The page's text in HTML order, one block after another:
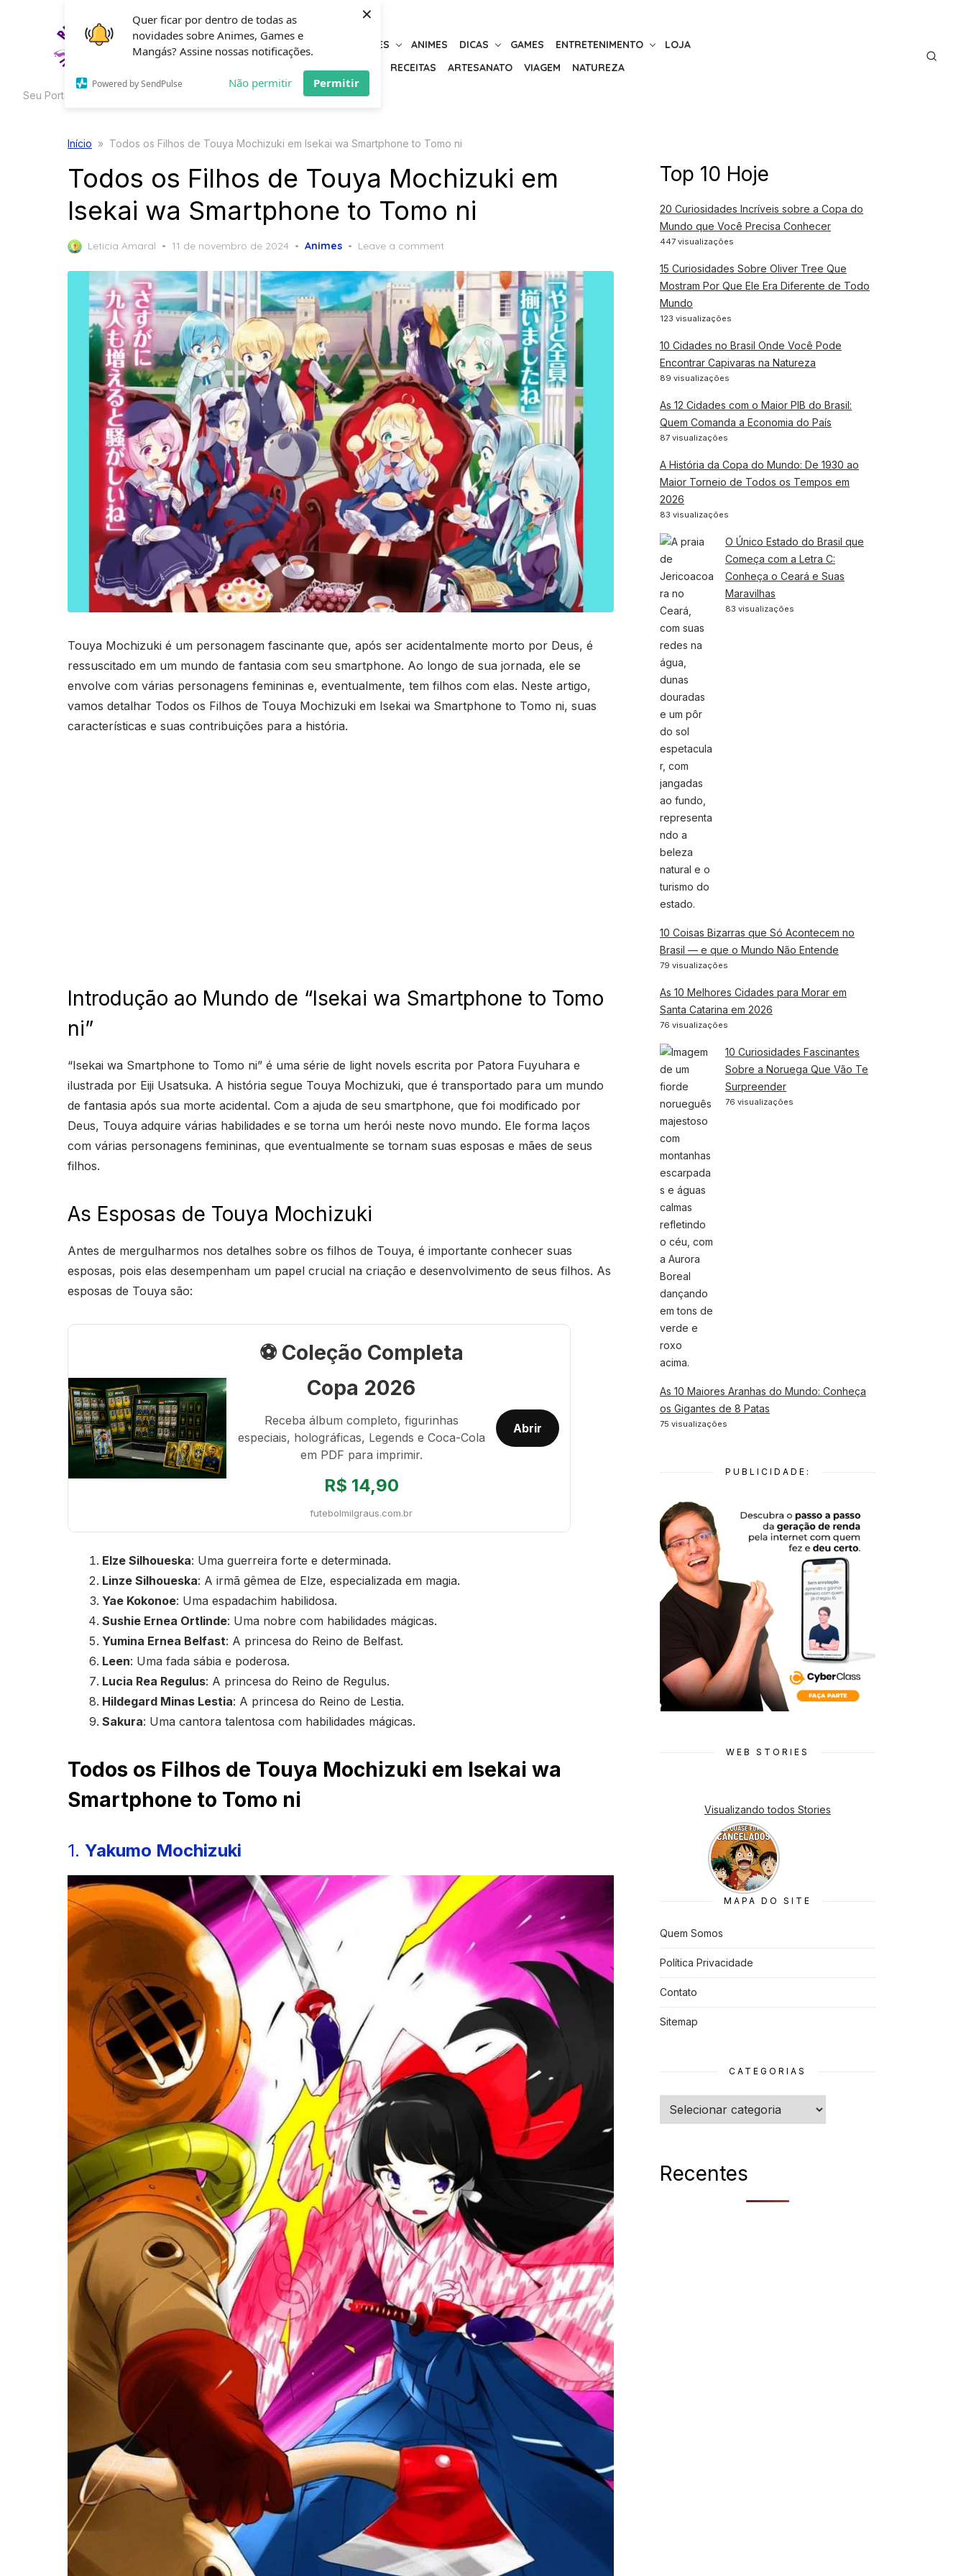
Quer ficar por dentro de todas as
novidades sobre Animes, Games e
Mangás? Assine nossas notificações.
Powered by SendPulse Não permitir Permitir
×
Seu Portal de Curiosidades
HOME CURIOSIDADES ANIMES DICAS GAMES ENTRETENIMENTO
LOJA
BELEZA
RECEITAS ARTESANATO VIAGEM NATUREZA
Início » Todos os Filhos de Touya Mochizuki em Isekai wa Smartphone to Tomo ni
Todos os Filhos de Touya Mochizuki em
Isekai wa Smartphone to Tomo ni
Leticia Amaral
Posted
11 de novembro de 2024 Animes Leave a comment
Touya Mochizuki é um personagem fascinante que, após ser acidentalmente morto por Deus, é
ressuscitado em um mundo de fantasia com seu smartphone. Ao longo de sua jornada, ele se
envolve com várias personagens femininas e, eventualmente, tem filhos com elas. Neste artigo,
vamos detalhar Todos os Filhos de Touya Mochizuki em Isekai wa Smartphone to Tomo ni, suas
características e suas contribuições para a história.
Introdução ao Mundo de “Isekai wa Smartphone to Tomo
ni”
“Isekai wa Smartphone to Tomo ni” é uma série de light novels escrita por Patora Fuyuhara e
ilustrada por Eiji Usatsuka. A história segue Touya Mochizuki, que é transportado para um mundo
de fantasia após sua morte acidental. Com a ajuda de seu smartphone, que foi modificado por
Deus, Touya adquire várias habilidades e se torna um herói neste novo mundo. Ele forma laços
com várias personagens femininas, que eventualmente se tornam suas esposas e mães de seus
filhos.
As Esposas de Touya Mochizuki
Antes de mergulharmos nos detalhes sobre os filhos de Touya, é importante conhecer suas
esposas, pois elas desempenham um papel crucial na criação e desenvolvimento de seus filhos. As
esposas de Touya são:
⚽ Coleção Completa
Copa 2026
Receba álbum completo, figurinhas
especiais, holográficas, Legends e Coca-Cola
em PDF para imprimir.
R$ 14,90
futebolmilgraus.com.br
Abrir
Elze Silhoueska: Uma guerreira forte e determinada.
Linze Silhoueska: A irmã gêmea de Elze, especializada em magia.
Yae Kokonoe: Uma espadachim habilidosa.
Sushie Ernea Ortlinde: Uma nobre com habilidades mágicas.
Yumina Ernea Belfast: A princesa do Reino de Belfast.
Leen: Uma fada sábia e poderosa.
Lucia Rea Regulus: A princesa do Reino de Regulus.
Hildegard Minas Lestia: A princesa do Reino de Lestia.
Sakura: Uma cantora talentosa com habilidades mágicas.
Todos os Filhos de Touya Mochizuki em Isekai wa
Smartphone to Tomo ni
1. Yakumo Mochizuki
Top 10 Hoje
20 Curiosidades Incríveis sobre a Copa do
Mundo que Você Precisa Conhecer
447 visualizações
15 Curiosidades Sobre Oliver Tree Que
Mostram Por Que Ele Era Diferente de Todo
Mundo
123 visualizações
10 Cidades no Brasil Onde Você Pode
Encontrar Capivaras na Natureza
89 visualizações
As 12 Cidades com o Maior PIB do Brasil:
Quem Comanda a Economia do País
87 visualizações
A História da Copa do Mundo: De 1930 ao
Maior Torneio de Todos os Tempos em
2026
83 visualizações
O Único Estado do Brasil que
Começa com a Letra C:
Conheça o Ceará e Suas
Maravilhas
83 visualizações
10 Coisas Bizarras que Só Acontecem no
Brasil — e que o Mundo Não Entende
79 visualizações
As 10 Melhores Cidades para Morar em
Santa Catarina em 2026
76 visualizações
10 Curiosidades Fascinantes
Sobre a Noruega Que Vão Te
Surpreender
76 visualizações
As 10 Maiores Aranhas do Mundo: Conheça
os Gigantes de 8 Patas
75 visualizações
PUBLICIDADE:
WEB STORIES
Visualizando todos Stories
7 Animes
que quase
Foram
Cancelado
s
MAPA DO SITE
Quem Somos
Política Privacidade
Contato
Sitemap
CATEGORIAS
Categorias
Recentes